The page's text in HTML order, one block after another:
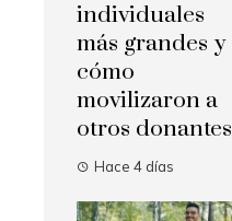
individuales
más grandes y
cómo
movilizaron a
otros donantes
Hace 4 días